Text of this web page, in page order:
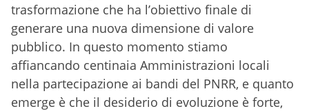
trasformazione che ha l’obiettivo finale di
generare una nuova dimensione di valore
pubblico. In questo momento stiamo
affiancando centinaia Amministrazioni locali
nella partecipazione ai bandi del PNRR, e quanto
emerge è che il desiderio di evoluzione è forte,